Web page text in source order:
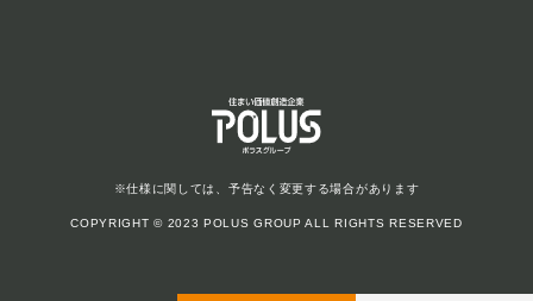
※仕様に関しては、予告なく変更する場合があります
COPYRIGHT © 2023 POLUS GROUP ALL RIGHTS RESERVED